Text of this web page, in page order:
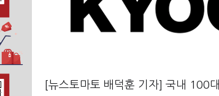
[뉴스토마토 배덕훈 기자] 국내 100